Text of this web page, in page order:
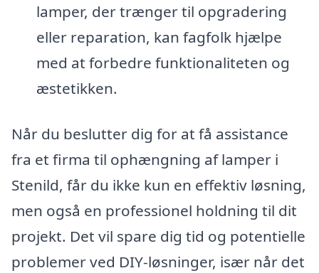
lamper, der trænger til opgradering
eller reparation, kan fagfolk hjælpe
med at forbedre funktionaliteten og
æstetikken.
Når du beslutter dig for at få assistance
fra et firma til ophængning af lamper i
Stenild, får du ikke kun en effektiv løsning,
men også en professionel holdning til dit
projekt. Det vil spare dig tid og potentielle
problemer ved DIY-løsninger, især når det